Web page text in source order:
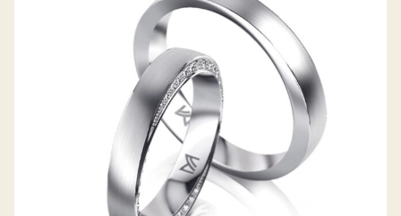
MEISTER TRAURINGE PHANTASTICS